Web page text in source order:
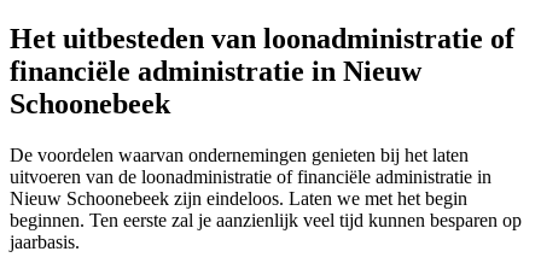
Het uitbesteden van loonadministratie of
financiële administratie in Nieuw
Schoonebeek
De voordelen waarvan ondernemingen genieten bij het laten
uitvoeren van de loonadministratie of financiële administratie in
Nieuw Schoonebeek zijn eindeloos. Laten we met het begin
beginnen. Ten eerste zal je aanzienlijk veel tijd kunnen besparen op
jaarbasis.